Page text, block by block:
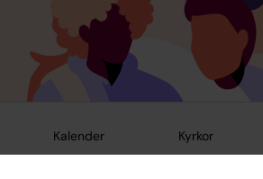
Kalender Kyrkor